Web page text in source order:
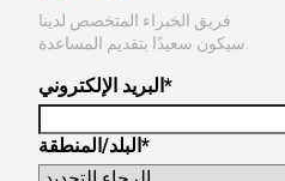
فريق الخبراء المتخصص لدينا
البريد الإلكتروني*
البلد/المنطقة*